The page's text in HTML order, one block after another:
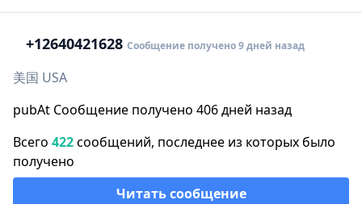
+12640421628 Сообщение получено 9 дней назад
美国 USA
pubAt Сообщение получено 406 дней назад
Всего 422сообщений, последнее из которых было
получено
Читать сообщение